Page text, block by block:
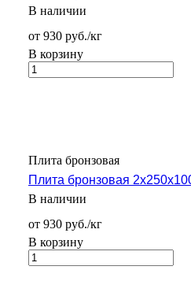
В наличии
от 930 руб./кг
В корзину
Плита бронзовая
Плита бронзовая
В наличии
от 930 руб./кг
В корзину